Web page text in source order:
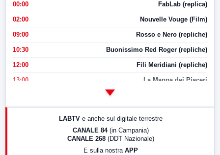
00:00 FabLab (replica)
02:00 Nouvelle Vouge (Film)
09:00 Rosso e Nero (repliche)
10:30 Buonissimo Red Roger (repliche)
12:00 Fili Meridiani (repliche)
13:00 La Mappa dei Piaceri
LABTV e anche sul digitale terrestre
CANALE 84 (in Campania)
CANALE 268 (DDT Nazionale)
E sulla nostra APP